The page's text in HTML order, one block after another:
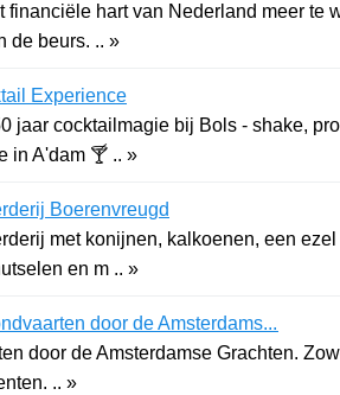
financiële hart van Nederland meer te
de beurs. .. »
Experience
jaar cocktailmagie bij Bols - shake,
in A'dam 🍸 .. »
Boerenvreugd
met konijnen, kalkoenen, een
en m .. »
door de Amsterdams...
door de Amsterdamse Grachten.
.. »